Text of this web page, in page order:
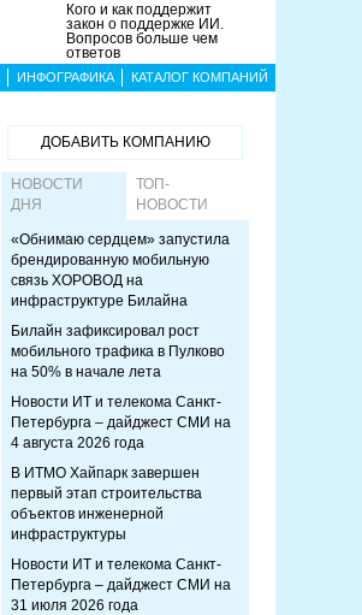
Кого и как поддержит
закон о поддержке ИИ.
Вопросов больше чем
ответов
ИНФОГРАФИКА КАТАЛОГ КОМПАНИЙ
ДОБАВИТЬ КОМПАНИЮ
НОВОСТИ
ДНЯ
ТОП-
НОВОСТИ
«Обнимаю сердцем» запустила
брендированную мобильную
связь ХОРОВОД на
инфраструктуре Билайна
Билайн зафиксировал рост
мобильного трафика в Пулково
на 50% в начале лета
Новости ИТ и телекома Санкт-
Петербурга – дайджест СМИ на
4 августа 2026 года
В ИТМО Хайпарк завершен
первый этап строительства
объектов инженерной
инфраструктуры
Новости ИТ и телекома Санкт-
Петербурга – дайджест СМИ на
31 июля 2026 года